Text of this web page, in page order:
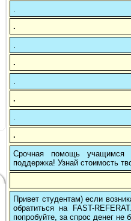
.
.
.
.
Срочная помощь учащимся в
поддержка! Узнай стоимость
Привет студентам) если
обратиться на FAST-
попробуйте, за спрос денег не